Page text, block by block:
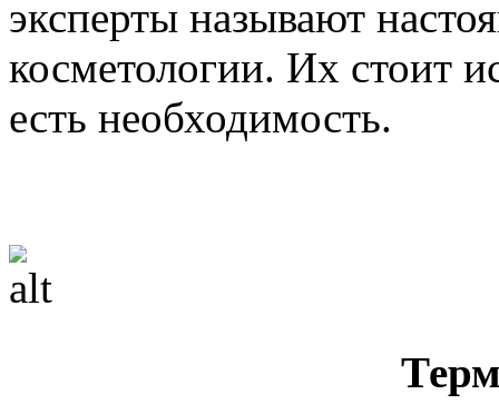
эксперты называют
косметологии. Их стоит
есть необходимость.